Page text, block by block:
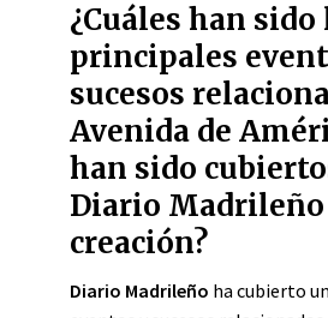
¿Cuáles han sido
principales
sucesos
Avenida de
han sido
Diario Madrileño
creación?
Diario Madrileño ha cubierto